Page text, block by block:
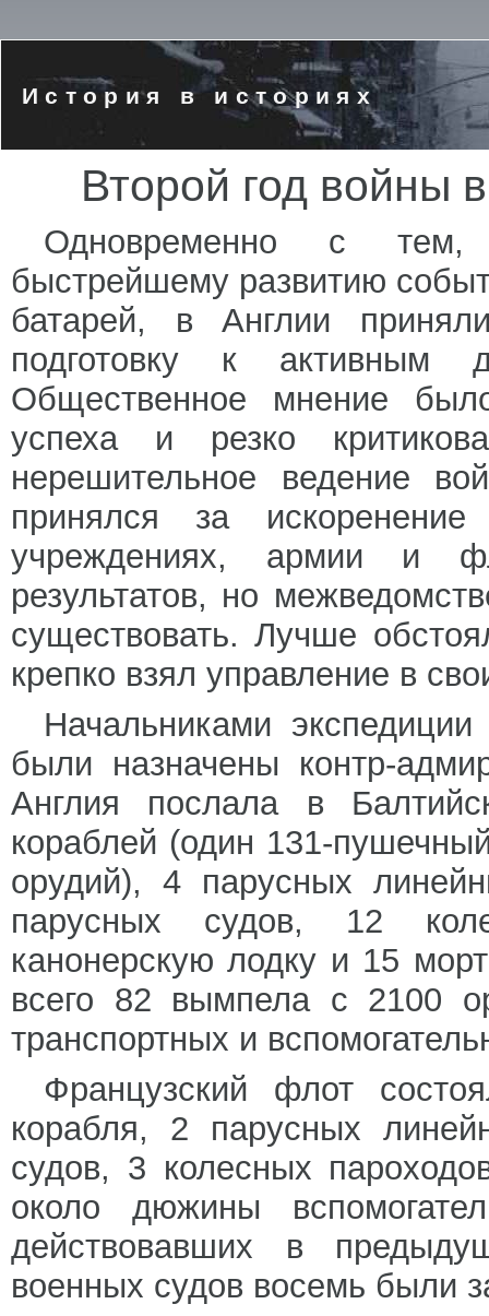
История в историях
Второй год войны
Одновременно с тем,
быстрейшему развитию
батарей, в Англии
подготовку к активным
Общественное мнение
успеха и резко
нерешительное ведение
принялся за искоренение
учреждениях, армии и
результатов, но
существовать. Лучше
крепко взял управление в
Начальниками
были назначены контр-
Англия послала в
кораблей (один 131-
орудий), 4 парусных
парусных судов, 12
канонерскую лодку и 15
всего 82 вымпела с 2100
транспортных и
Французский флот
корабля, 2 парусных
судов, 3 колесных
около дюжины
действовавших в
военных судов восемь были